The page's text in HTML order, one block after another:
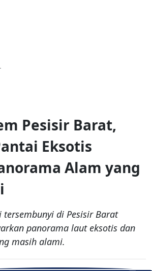
Pesisir Barat,
Eksotis
Alam yang
tersembunyi di Pesisir Barat
panorama laut eksotis dan
masih alami.